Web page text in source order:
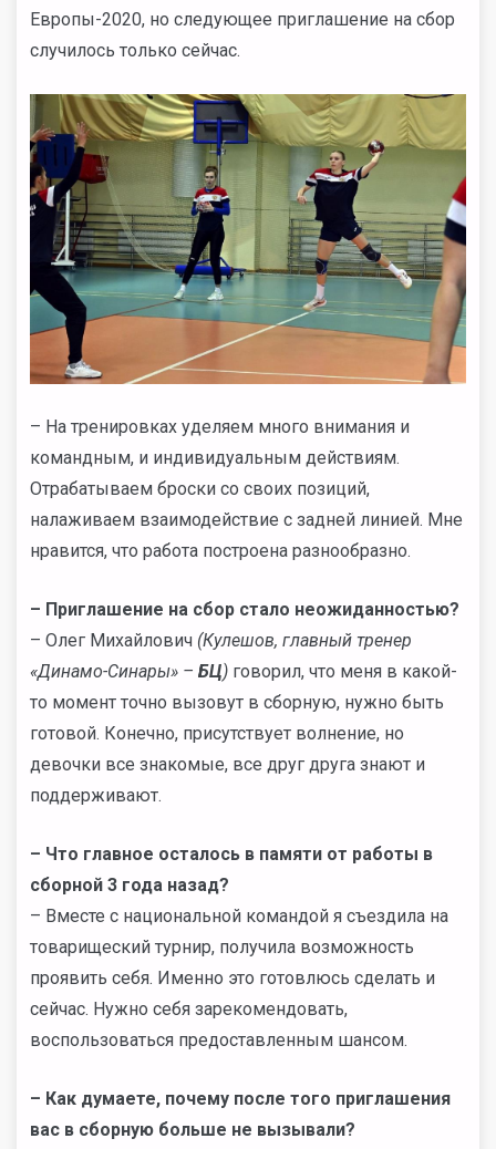
Европы-2020, но следующее приглашение на сбор
случилось только сейчас.
– На тренировках уделяем много внимания и
командным, и индивидуальным действиям.
Отрабатываем броски со своих позиций,
налаживаем взаимодействие с задней линией. Мне
нравится, что работа построена разнообразно.
– Приглашение на сбор стало неожиданностью?
– Олег Михайлович (Кулешов, главный тренер
«Динамо-Синары» – БЦ) говорил, что меня в какой-
то момент точно вызовут в сборную, нужно быть
готовой. Конечно, присутствует волнение, но
девочки все знакомые, все друг друга знают и
поддерживают.
– Что главное осталось в памяти от работы в
сборной 3 года назад?
– Вместе с национальной командой я съездила на
товарищеский турнир, получила возможность
проявить себя. Именно это готовлюсь сделать и
сейчас. Нужно себя зарекомендовать,
воспользоваться предоставленным шансом.
– Как думаете, почему после того приглашения
вас в сборную больше не вызывали?